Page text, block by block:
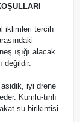
iklimleri tercih
ışığı alacak
değildir.
iyi drene
Kumlu-tınlı
su birikintisi